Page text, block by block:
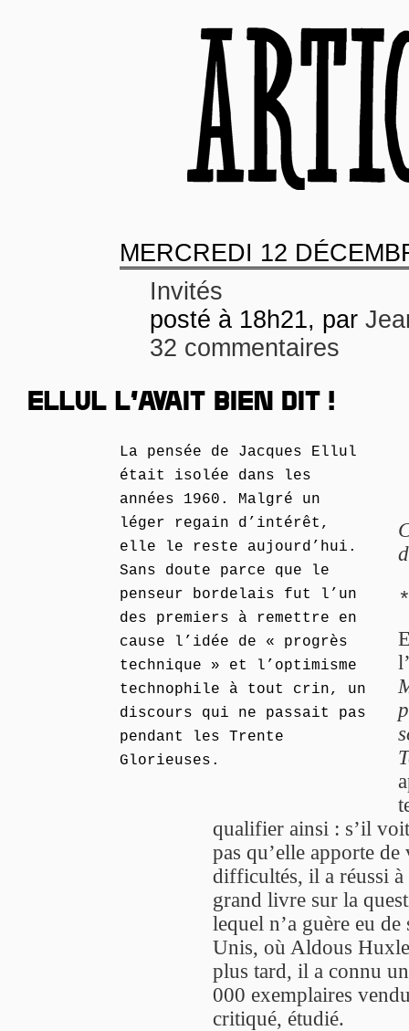
MERCREDI 12
Invités
posté à 18h21, par
32 commentaires
ELLUL L’AVAIT BIEN DIT !
La pensée de Jacques Ellul
était isolée dans les
années 1960. Malgré un
léger regain d’intérêt,
elle le reste aujourd’hui.
Sans doute parce que le
penseur bordelais fut l’un
des premiers à remettre en
cause l’idée de « progrès
technique » et l’optimisme
technophile à tout crin, un
discours qui ne passait pas
pendant les Trente
Glorieuses.
qualifier ainsi : s’il
pas qu’elle apporte
difficultés, il a réussi
grand livre sur la
lequel n’a guère eu
Unis, où Aldous
plus tard, il a connu
000 exemplaires
critiqué, étudié.